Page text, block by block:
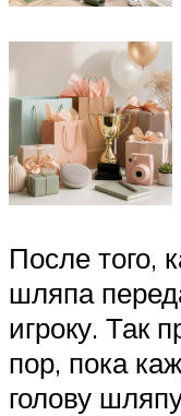
После того,
шляпа
игроку. Так
пор, пока
голову